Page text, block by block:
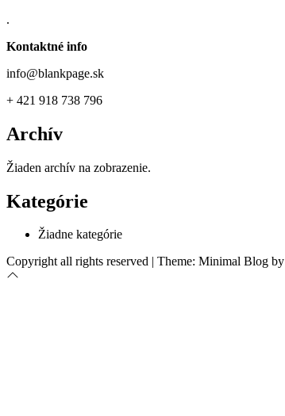
.
Kontaktné info
info@blankpage.sk
+ 421 918 738 796
Archív
Žiaden archív na zobrazenie.
Kategórie
Žiadne kategórie
Copyright all rights reserved | Theme: Minimal Blog by